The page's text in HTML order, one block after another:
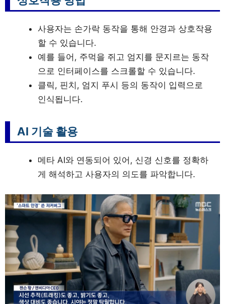
사용자는 손가락 동작을 통해 안경과 상호작용
할 수 있습니다.
예를 들어, 주먹을 쥐고 엄지를 문지르는 동작
으로 인터페이스를 스크롤할 수 있습니다.
클릭, 핀치, 엄지 푸시 등의 동작이 입력으로
인식됩니다.
AI 기술 활용
메타 AI와 연동되어 있어, 신경 신호를 정확하
게 해석하고 사용자의 의도를 파악합니다.